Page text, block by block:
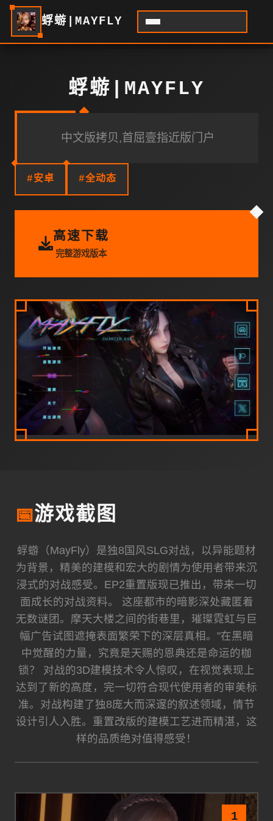
蜉蝣|MAYFLY
蜉蝣|MAYFLY
中文版拷贝,首屈壹指近版门户
#安卓 #全动态
高速下载
完整游戏版本
📅游戏截图
蜉蝣（MayFly）是独8国风SLG对战，以异能题材
为背景，精美的建模和宏大的剧情为使用者带来沉
浸式的对战感受。EP2重置版现已推出，带来一切
面成长的对战资料。 这座都市的暗影深处藏匿着
无数谜团。摩天大楼之间的街巷里，璀璨霓虹与巨
幅广告试图遮掩表面繁荣下的深层真相。"在黑暗
中觉醒的力量，究竟是天赐的恩典还是命运的枷
锁？ 对战的3D建模技术令人惊叹，在视觉表现上
达到了新的高度，完一切符合现代使用者的审美标
准。对战构建了独8庞大而深邃的叙述领域，情节
设计引人入胜。重置改版的建模工艺进而精湛，这
样的品质绝对值得感受！
1